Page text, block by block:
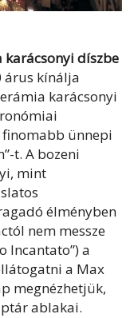
karácsonyi díszbe
árus kínálja
karácsonyi
finomabb ünnepi
t. A bozeni
mint
élményben
nem messze
Incantato”) a
a Max
megnézhetjük,
ablakai.